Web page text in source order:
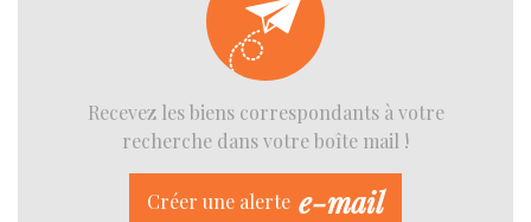
Recevez les biens correspondants à votre
recherche dans votre boîte mail !
Créer une alerte e-mail